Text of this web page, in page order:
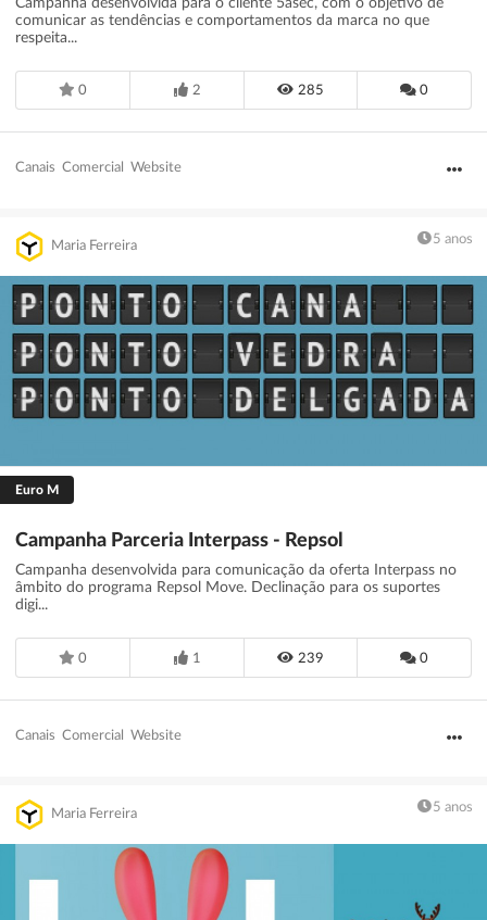
comunicar as tendências e comportamentos da marca no que
respeita...
0 2 285 0
Canais Comercial Website
Maria Ferreira 5 anos
Euro M
Campanha Parceria Interpass - Repsol
Campanha desenvolvida para comunicação da oferta Interpass no
âmbito do programa Repsol Move. Declinação para os suportes
digi...
0 1 239 0
Canais Comercial Website
Maria Ferreira 5 anos